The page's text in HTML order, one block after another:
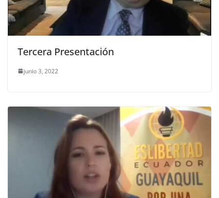
Tercera Presentación
junio 3, 2022